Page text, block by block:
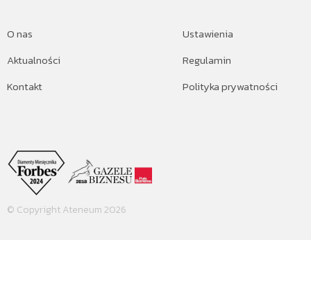
O nas
Aktualności
Kontakt
Ustawienia
Regulamin
Polityka prywatności
© Copyright Ateneum 2026